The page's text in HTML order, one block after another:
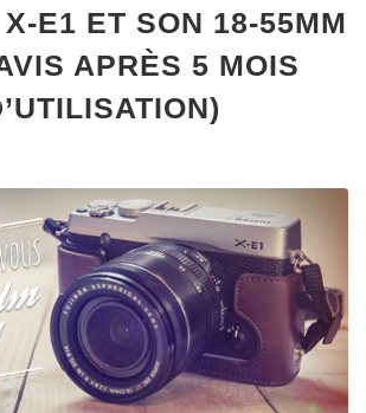
E1 ET SON 18-55MM
APRÈS 5 MOIS